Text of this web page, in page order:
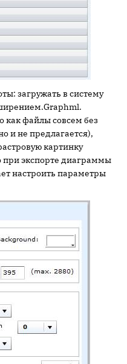
загружать в систему
файлы совсем без
и не предлагается),
картинку
при экспорте диаграммы
настроить параметры